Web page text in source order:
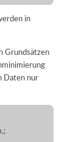
in
Grundsätzen
Daten nur